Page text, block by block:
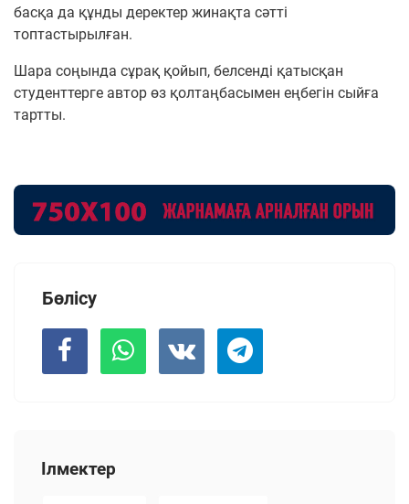
басқа да құнды деректер жинақта сәтті
топтастырылған.
Шара соңында сұрақ қойып, белсенді қатысқан
студенттерге автор өз қолтаңбасымен еңбегін сыйға
тартты.
Бөлісу
Ілмектер